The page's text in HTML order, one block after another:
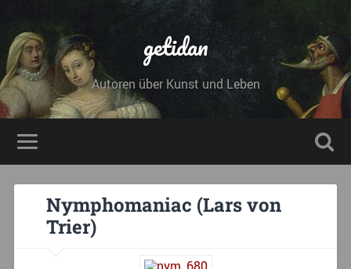
getidan
Autoren über Kunst und Leben
Nymphomaniac (Lars von
Trier)